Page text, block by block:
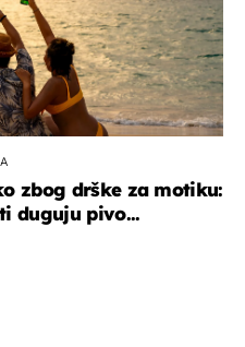
zbog drške za motiku:
duguju pivo...